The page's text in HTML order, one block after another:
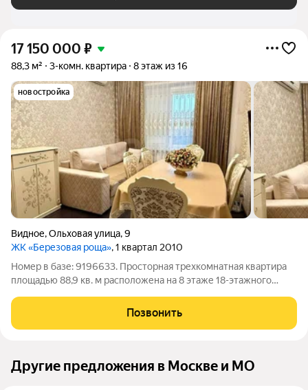
17 150 000 ₽
88,3 м² 3-комн. квартира 8 этаж из 16
новостройка
Видное,Ольховая улица,9
ЖК «Березовая роща», 1 квартал 2010
Номер в базе: 9196633. Просторная трехкомнатная квартира
площадью 88,9 кв. м расположена на 8 этаже 18-этажного
КВАРТИРЕ: Планировка включает три изолированные
комнаты, что обеспечивает
Позвонить
Другие предложения в Москве и МО